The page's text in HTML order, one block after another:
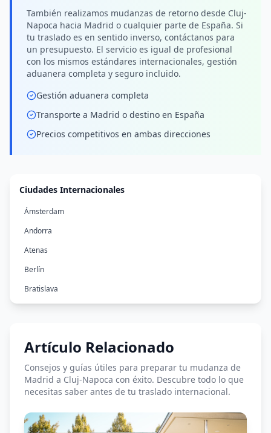
También realizamos mudanzas de retorno desde Cluj-
Napoca hacia Madrid o cualquier parte de España. Si
tu traslado es en sentido inverso, contáctanos para
un presupuesto. El servicio es igual de profesional
con los mismos estándares internacionales, gestión
aduanera completa y seguro incluido.
Gestión aduanera completa
Transporte a Madrid o destino en España
Precios competitivos en ambas direcciones
Ciudades Internacionales
Ámsterdam
Andorra
Atenas
Berlín
Bratislava
Budapest
Copenhague
Dublín
Helsinki
Artículo Relacionado
Consejos y guías útiles para preparar tu mudanza de
Madrid a Cluj-Napoca con éxito. Descubre todo lo que
necesitas saber antes de tu traslado internacional.